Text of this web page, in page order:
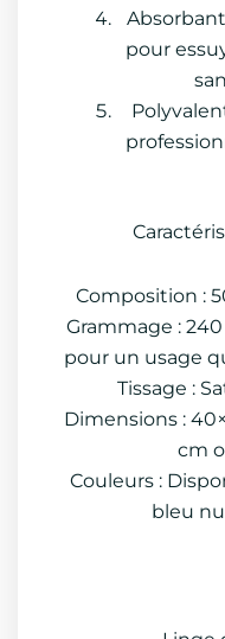
pour
Composition :
Grammage :
pour un usage
Tissage :
Dimensions :
cm
Couleurs :
bleu